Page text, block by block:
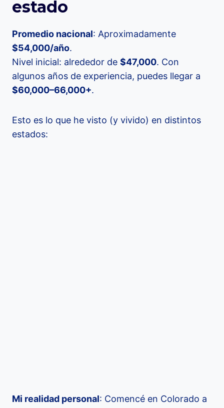
estado
Promedio nacional: Aproximadamente
$54,000/año.
Nivel inicial: alrededor de $47,000. Con
algunos años de experiencia, puedes llegar a
$60,000–66,000+.
Esto es lo que he visto (y vivido) en distintos
estados:
Mi realidad personal: Comencé en Colorado a